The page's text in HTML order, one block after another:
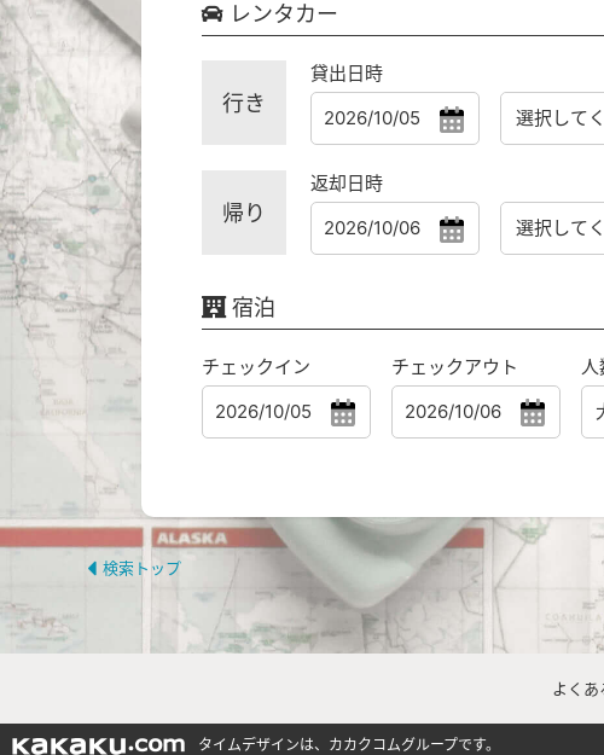
レンタカー
行き
貸出日時
帰り
返却日時
宿泊
チェックイン チェックアウト 人
検索トップ
よくあ
タイムデザインは、カカクコムグループです。